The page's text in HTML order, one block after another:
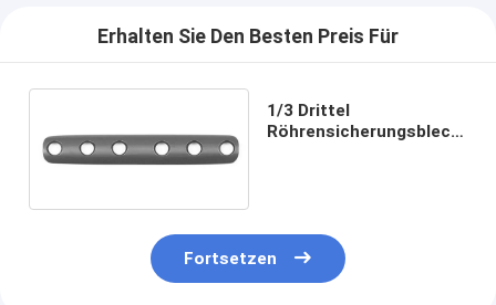
Erhalten Sie Den Besten Preis Für
1/3 Drittel
Röhrensicherungsblech-
Fortsetzen